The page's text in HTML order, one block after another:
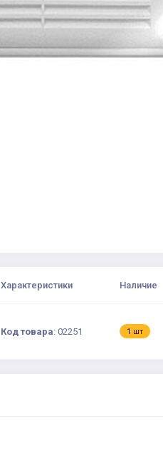
Характеристики Наличие
Код товара: 02251 1 шт